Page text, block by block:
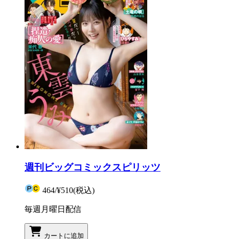
週刊ビッグコミックスピリッツ
464/¥510(税込)
毎週月曜日配信
カートに追加